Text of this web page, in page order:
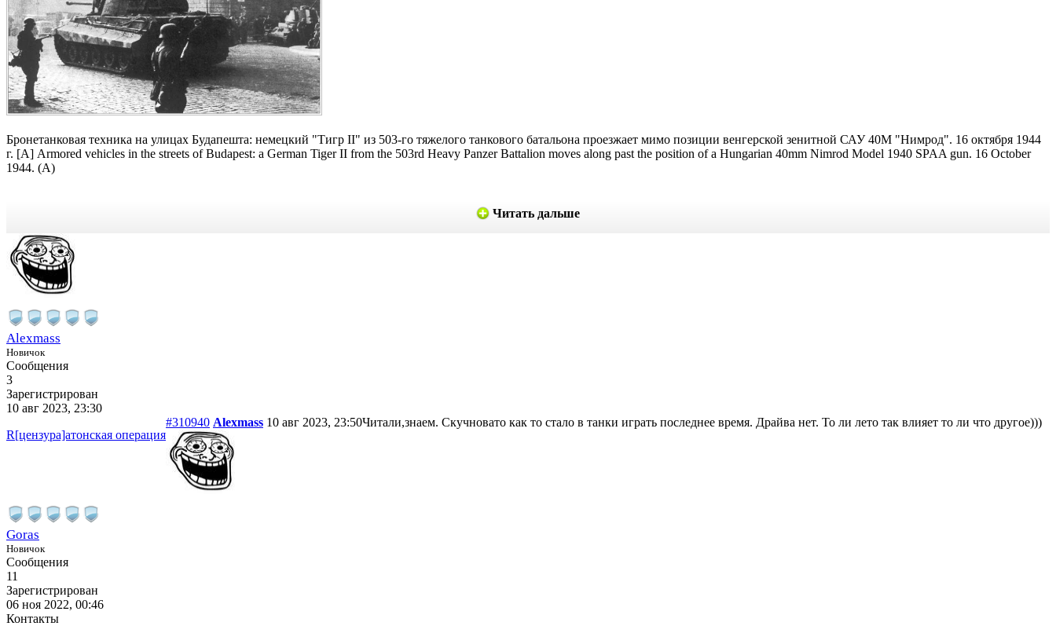
Бронетанковая техника на улицах Будапешта: немецкий "Тигр II" из 503-го тяжелого танкового батальона проезжает мимо позиции венгерской зенитной САУ 40М "Нимрод". 16 октября 1944
г. [А] Armored vehicles in the streets of Budapest: a German Tiger II from the 503rd Heavy Panzer Battalion moves along past the position of a Hungarian 40mm Nimrod Model 1940 SPAA gun. 16 October
1944. (A)
Читать дальше
Alexmass
Новичок
Сообщения
3
Зарегистрирован
10 авг 2023, 23:30
R[цензура]атонская операция
#310940 Alexmass 10 авг 2023, 23:50Читали,знаем. Скучновато как то стало в танки играть последнее время. Драйва нет. То ли лето так влияет то ли что другое)))
Goras
Новичок
Сообщения
11
Зарегистрирован
06 ноя 2022, 00:46
Контакты